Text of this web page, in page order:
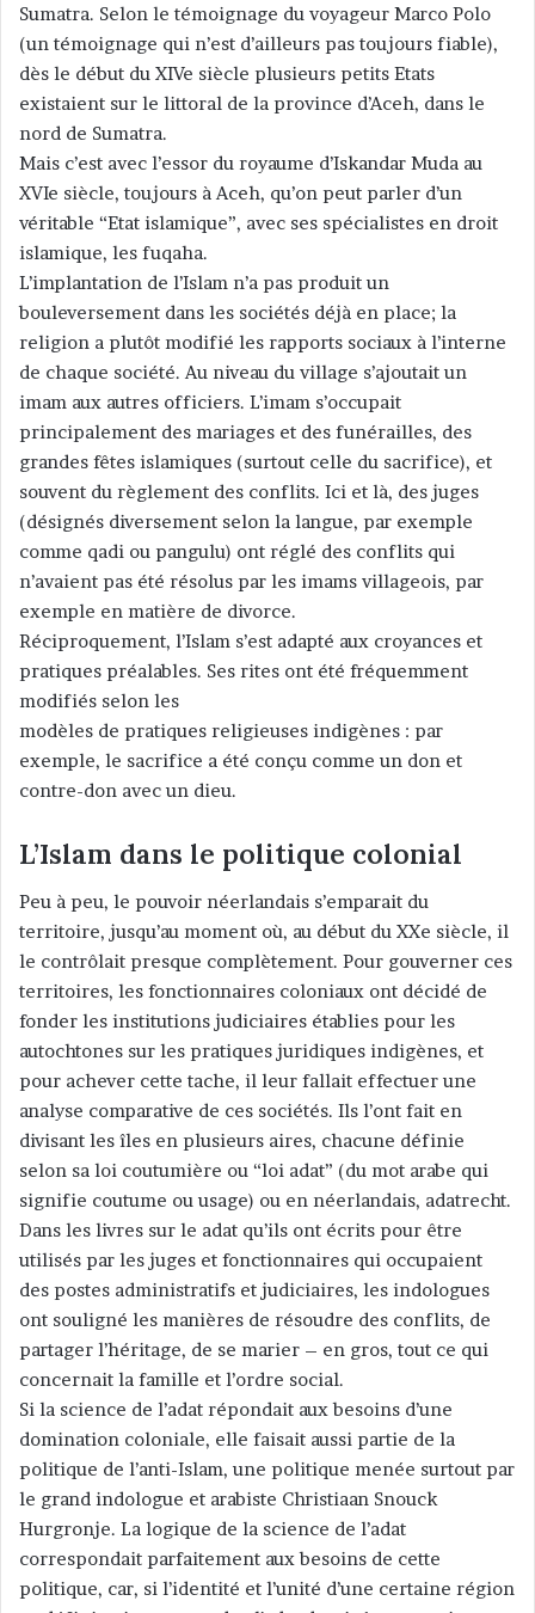
Sumatra. Selon le témoignage du voyageur Marco Polo
(un témoignage qui n’est d’ailleurs pas toujours fiable),
dès le début du XIVe siècle plusieurs petits Etats
existaient sur le littoral de la province d’Aceh, dans le
nord de Sumatra.
Mais c’est avec l’essor du royaume d’Iskandar Muda au
XVIe siècle, toujours à Aceh, qu’on peut parler d’un
véritable “Etat islamique”, avec ses spécialistes en droit
islamique, les fuqaha.
L’implantation de l’Islam n’a pas produit un
bouleversement dans les sociétés déjà en place; la
religion a plutôt modifié les rapports sociaux à l’interne
de chaque société. Au niveau du village s’ajoutait un
imam aux autres officiers. L’imam s’occupait
principalement des mariages et des funérailles, des
grandes fêtes islamiques (surtout celle du sacrifice), et
souvent du règlement des conflits. Ici et là, des juges
(désignés diversement selon la langue, par exemple
comme qadi ou pangulu) ont réglé des conflits qui
n’avaient pas été résolus par les imams villageois, par
exemple en matière de divorce.
Réciproquement, l’Islam s’est adapté aux croyances et
pratiques préalables. Ses rites ont été fréquemment
modifiés selon les
modèles de pratiques religieuses indigènes : par
exemple, le sacrifice a été conçu comme un don et
contre-don avec un dieu.
L’Islam dans le politique colonial
Peu à peu, le pouvoir néerlandais s’emparait du
territoire, jusqu’au moment où, au début du XXe siècle, il
le contrôlait presque complètement. Pour gouverner ces
territoires, les fonctionnaires coloniaux ont décidé de
fonder les institutions judiciaires établies pour les
autochtones sur les pratiques juridiques indigènes, et
pour achever cette tache, il leur fallait effectuer une
analyse comparative de ces sociétés. Ils l’ont fait en
divisant les îles en plusieurs aires, chacune définie
selon sa loi coutumière ou “loi adat” (du mot arabe qui
signifie coutume ou usage) ou en néerlandais, adatrecht.
Dans les livres sur le adat qu’ils ont écrits pour être
utilisés par les juges et fonctionnaires qui occupaient
des postes administratifs et judiciaires, les indologues
ont souligné les manières de résoudre des conflits, de
partager l’héritage, de se marier – en gros, tout ce qui
concernait la famille et l’ordre social.
Si la science de l’adat répondait aux besoins d’une
domination coloniale, elle faisait aussi partie de la
politique de l’anti-Islam, une politique menée surtout par
le grand indologue et arabiste Christiaan Snouck
Hurgronje. La logique de la science de l’adat
correspondait parfaitement aux besoins de cette
politique, car, si l’identité et l’unité d’une certaine région